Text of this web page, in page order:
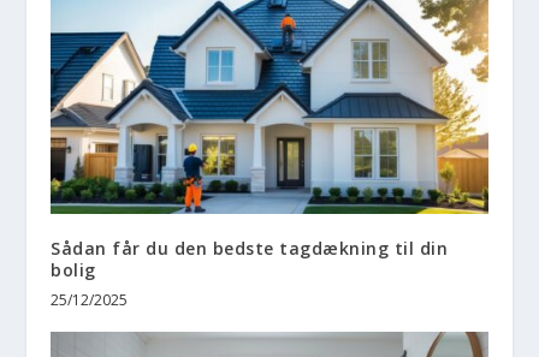
Sådan får du den bedste tagdækning til din
bolig
25/12/2025